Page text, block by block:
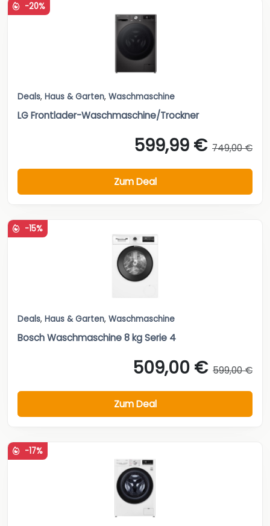
-20%
Deals, Haus & Garten, Waschmaschine
LG Frontlader-Waschmaschine/Trockner
599,99 € 749,00 €
Zum Deal
-15%
Deals, Haus & Garten, Waschmaschine
Bosch Waschmaschine 8 kg Serie 4
509,00 € 599,00 €
Zum Deal
-17%